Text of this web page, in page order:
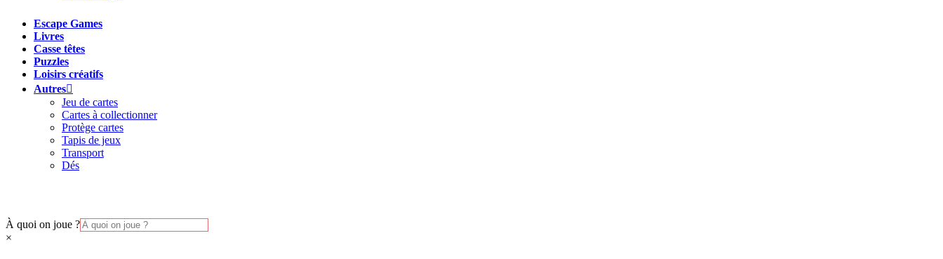
Escape Games
Livres
Casse têtes
Puzzles
Loisirs créatifs
Autres
Jeu de cartes
Cartes à collectionner
Protège cartes
Tapis de jeux
Transport
Dés
À quoi on joue ?
×